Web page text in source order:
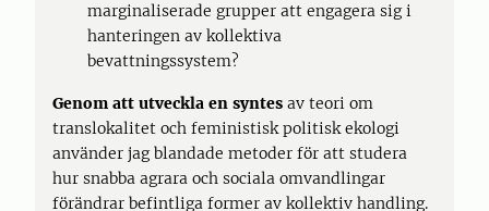
marginaliserade grupper att engagera sig i
hanteringen av kollektiva
bevattningssystem?
Genom att utveckla en syntes av teori om
translokalitet och feministisk politisk ekologi
använder jag blandade metoder för att studera
hur snabba agrara och sociala omvandlingar
förändrar befintliga former av kollektiv handling.